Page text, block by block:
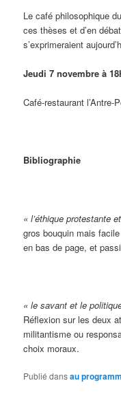
Le café philosophique
ces thèses et d’en
s’exprimeraient
Jeudi 7 novembre à
Café-restaurant
Bibliographie
« l’éthique protestante
gros bouquin mais
en bas de page, et
« le savant et le
Réflexion sur les deux
militantisme ou
choix moraux.
Publié dansau